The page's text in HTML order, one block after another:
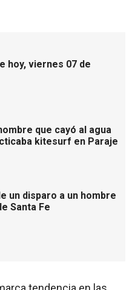
hoy, viernes 07 de
que cayó al agua
kitesurf en Paraje
un disparo a un hombre
Santa Fe